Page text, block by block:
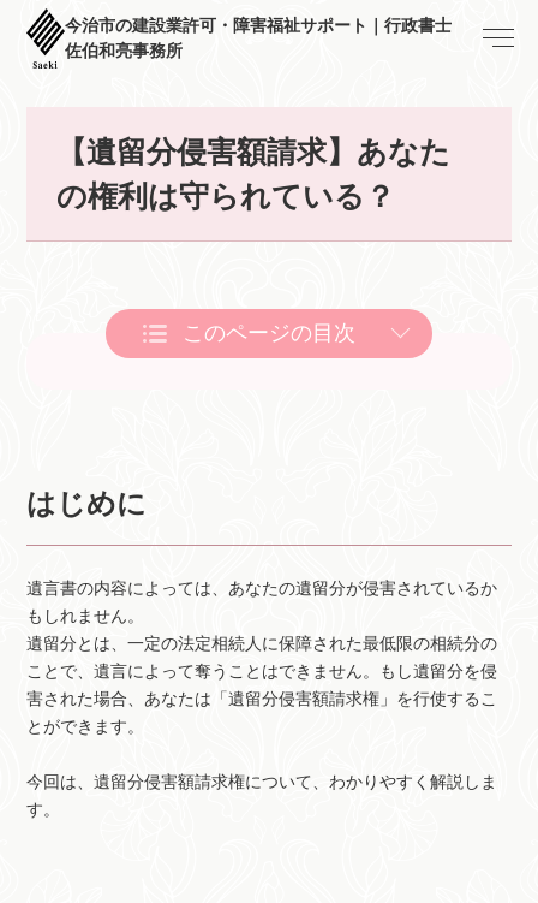
今治市の建設業許可・障害福祉サポート｜行政書士
佐伯和亮事務所
【遺留分侵害額請求】あなた
の権利は守られている？
このページの目次
はじめに
遺言書の内容によっては、あなたの遺留分が侵害されているか
もしれません。
遺留分とは、一定の法定相続人に保障された最低限の相続分の
ことで、遺言によって奪うことはできません。もし遺留分を侵
害された場合、あなたは「遺留分侵害額請求権」を行使するこ
とができます。
今回は、遺留分侵害額請求権について、わかりやすく解説しま
す。